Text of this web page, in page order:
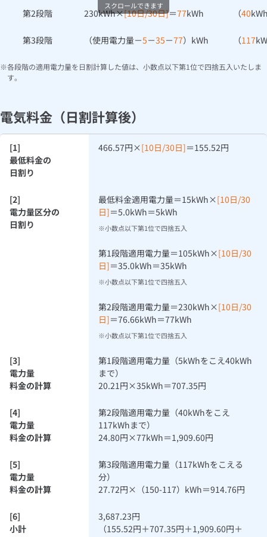
第2段階 230kWh×[10日/30日]＝77kWh （40
第3段階 （使用電力量－5－35－77）kWh （117
スクロールできます
各段階の適用電力量を日割計算した値は、小数点以下第1位で四捨五入いたしま
す。
電気料金（日割計算後）
[1]
最低料金の
日割り
466.57円×[10日/30日]＝155.52円
[2]
電力量区分の
日割り
最低料金適用電力量＝15kWh×[10日/30
日]＝5.0kWh＝5kWh
小数点以下第1位で四捨五入
第1段階適用電力量＝105kWh×[10日/30
日]＝35.0kWh＝35kWh
小数点以下第1位で四捨五入
第2段階適用電力量＝230kWh×[10日/30
日]＝76.66kWh＝77kWh
小数点以下第1位で四捨五入
[3]
電力量
料金の計算
第1段階適用電力量（5kWhをこえ40kWh
まで）
20.21円×35kWh＝707.35円
[4]
電力量
料金の計算
第2段階適用電力量（40kWhをこえ
117kWhまで）
24.80円×77kWh＝1,909.60円
[5]
電力量
料金の計算
第3段階適用電力量（117kWhをこえる
分）
27.72円×（150-117）kWh＝914.76円
[6]
小計
3,687.23円
（155.52円＋707.35円＋1,909.60円＋